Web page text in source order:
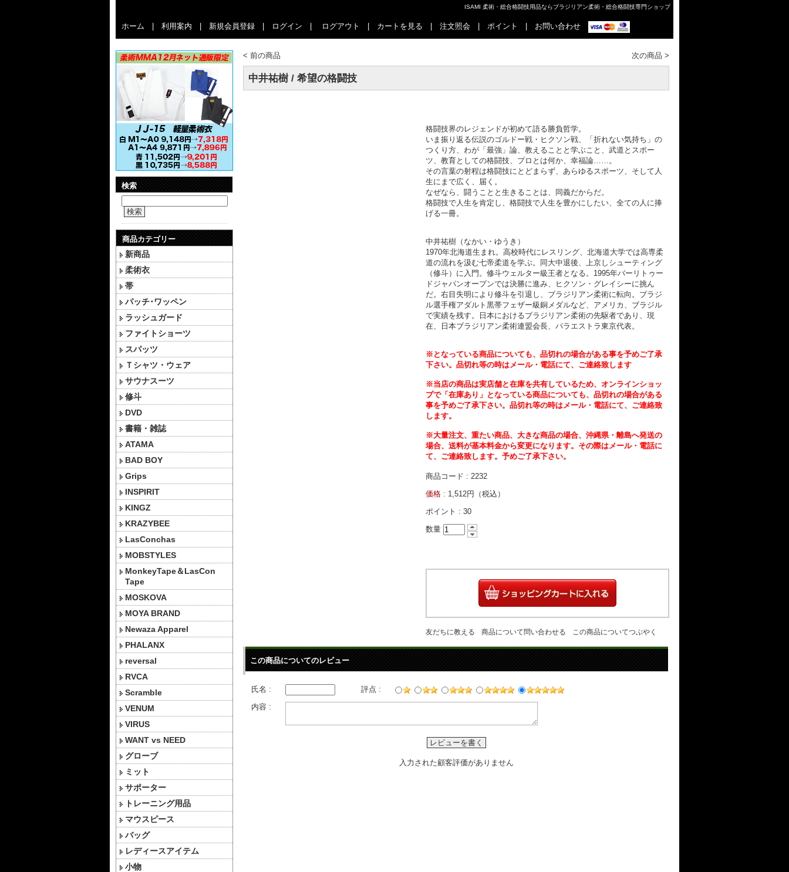
ISAMI 柔術・総合格闘技用品ならブラジリアン柔術・総合格闘技専門ショップ
ホーム 利用案内 新規会員登録 ログイン ログアウト カートを見る 注文照会 ポイント お問い合わせ
検索
検索
商品カテゴリー
新商品
柔術衣
帯
パッチ･ワッペン
ラッシュガード
ファイトショーツ
スパッツ
Ｔシャツ・ウェア
サウナスーツ
修斗
DVD
書籍・雑誌
ATAMA
BAD BOY
Grips
INSPIRIT
KINGZ
KRAZYBEE
LasConchas
MOBSTYLES
MonkeyTape＆LasCon
Tape
MOSKOVA
MOYA BRAND
Newaza Apparel
PHALANX
reversal
RVCA
Scramble
VENUM
VIRUS
WANT vs NEED
グローブ
ミット
サポーター
トレーニング用品
マウスピース
バッグ
レディースアイテム
小物
< 前の商品 次の商品 >
中井祐樹 / 希望の格闘技
格闘技界のレジェンドが初めて語る勝負哲学。
いま振り返る伝説のゴルドー戦・ヒクソン戦、「折れない気持ち」の
つくり方、わが「最強」論、教えることと学ぶこと、武道とスポー
ツ、教育としての格闘技、プロとは何か、幸福論……。
その言葉の射程は格闘技にとどまらず、あらゆるスポーツ、そして人
生にまで広く、届く。
なぜなら、闘うことと生きることは、同義だからだ。
格闘技で人生を肯定し、格闘技で人生を豊かにしたい、全ての人に捧
げる一冊。
中井祐樹（なかい・ゆうき）
1970年北海道生まれ。高校時代にレスリング、北海道大学では高専柔
道の流れを汲む七帝柔道を学ぶ。同大中退後、上京しシューティング
（修斗）に入門。修斗ウェルター級王者となる。1995年バーリトゥー
ドジャパンオープンでは決勝に進み、ヒクソン・グレイシーに挑ん
だ。右目失明により修斗を引退し、ブラジリアン柔術に転向。ブラジ
ル選手権アダルト黒帯フェザー級銅メダルなど、アメリカ、ブラジル
で実績を残す。日本におけるブラジリアン柔術の先駆者であり、現
在、日本ブラジリアン柔術連盟会長、パラエストラ東京代表。
※となっている商品についても、品切れの場合がある事を予めご了承
下さい。品切れ等の時はメール・電話にて、ご連絡致します
※当店の商品は実店舗と在庫を共有しているため、オンラインショッ
プで「在庫あり」となっている商品についても、品切れの場合がある
事を予めご了承下さい。品切れ等の時はメール・電話にて、ご連絡致
します。
※大量注文、重たい商品、大きな商品の場合、沖縄県・離島へ発送の
場合、送料が基本料金から変更になります。その際はメール・電話に
て、ご連絡致します。予めご了承下さい。
商品コード : 2232
価格 : 1,512円（税込）
ポイント : 30
数量
友だちに教える 商品について問い合わせる この商品についてつぶやく
この商品についてのレビュー
氏名 :
評点 :
内容 :
レビューを書く
入力された顧客評価がありません